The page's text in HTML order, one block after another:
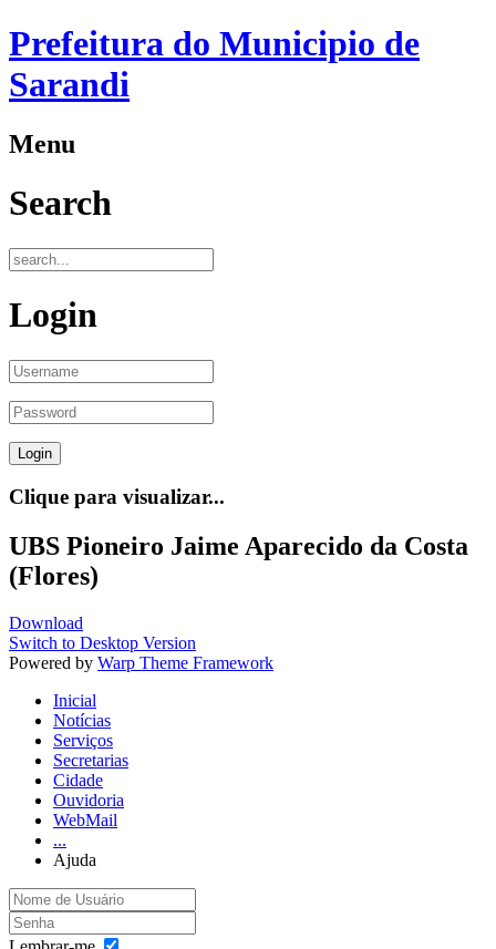
Prefeitura do Municipio de
Sarandi
Menu
Search
Login
Clique para visualizar...
UBS Pioneiro Jaime Aparecido da Costa
(Flores)
Download
Switch to Desktop Version
Powered by Warp Theme Framework
Inicial
Notícias
Serviços
Secretarias
Cidade
Ouvidoria
WebMail
...
Ajuda